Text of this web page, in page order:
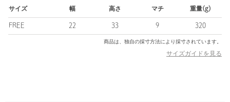
【注意事項】
※商品を使用前に、タグ等に記載されている「取り扱い上の注意
書き」、「洗濯表示」を必ずご確認ください。
※商品画像は、光の当たり具合やパソコンなどの閲覧環境によ
サイズ 幅 高さ マチ 重量(g)
FREE 22 33 9 320
商品は、独自の採寸方法により採寸されています。
サイズガイドを見る